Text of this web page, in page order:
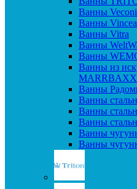
Ванны Veconi
Ванны Vincea
Ванны Vitra
Ванны
Ванны
Ванны из
MARRBAXX
Ванны
Ванны
Ванны
Ванны
Ванны
Ванны